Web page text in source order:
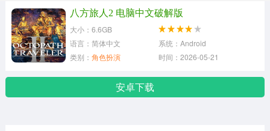
冒险解谜
体育竞技
八方旅人2 电脑中文破解版
大小：6.6GB
语言：简体中文
系统：Android
类别： 角色扮演 时间：2026-05-21
安卓下载